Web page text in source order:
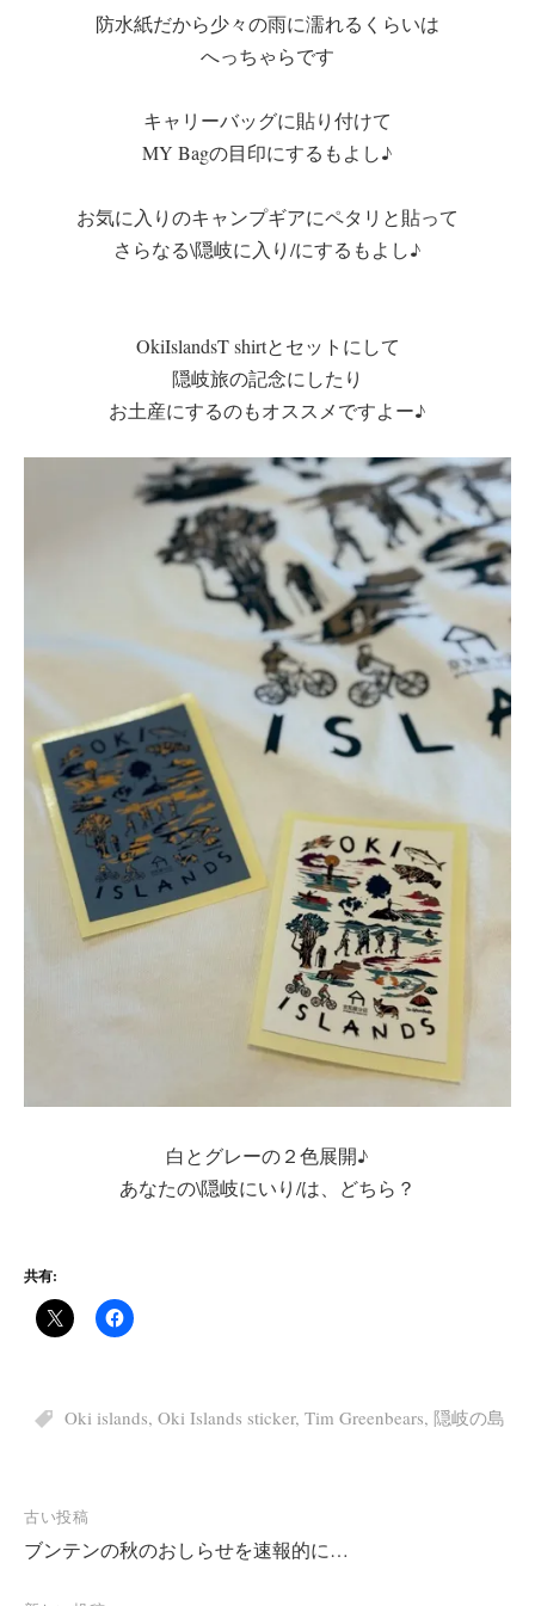
防水紙だから少々の雨に濡れるくらいは
へっちゃらです
キャリーバッグに貼り付けて
MY Bagの目印にするもよし♪
お気に入りのキャンプギアにペタリと貼って
さらなる\隠岐に入り/にするもよし♪
OkiIslandsT shirtとセットにして
隠岐旅の記念にしたり
お土産にするのもオススメですよー♪
白とグレーの２色展開♪
あなたの\隠岐にいり/は、どちら？
共有:
Oki islands, Oki Islands sticker, Tim Greenbears, 隠岐の島
投
稿
ナ
古い投稿
ブンテンの秋のおしらせを速報的に…